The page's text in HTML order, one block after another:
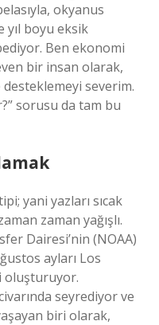
okyanus
yıl boyu eksik
Ben ekonomi
bir insan olarak,
severim.
sorusu da tam bu
yani yazları sıcak
zaman yağışlı.
Dairesi’nin (NOAA)
ayları Los
oluşturuyor.
seyrediyor ve
biri olarak,